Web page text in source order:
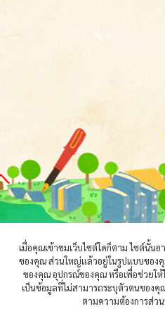
เมื่อคุณเข้าชมเว็บไซต์ใดก็ตาม ไซต์นั้นอ
ของคุณ ส่วนใหญ่แล้วอยู่ในรูปแบบของ
ของคุณ อุปกรณ์ของคุณ หรือเพื่อช่วยใ
เป็นข้อมูลที่ไม่สามารถระบุตัวตนของคุ
ตามความต้องการส่ว